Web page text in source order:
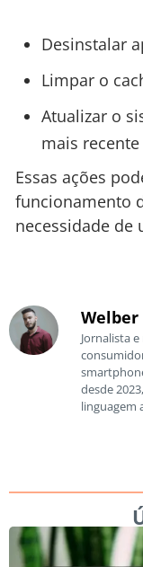
Desinstalar
Limpar o
Atualizar o
mais
Essas ações
funcionamento
necessidade de
Jornalista
desde
linguagem